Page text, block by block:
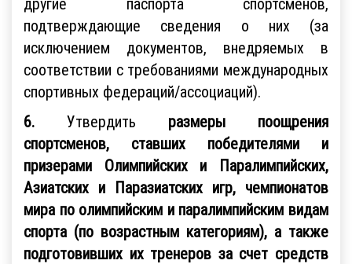
подтверждающие сведения о них (за
исключением документов, внедряемых в
соответствии с требованиями международных
спортивных федераций/ассоциаций).
6. Утвердить размеры поощрения
спортсменов, ставших победителями и
призерами Олимпийских и Паралимпийских,
Азиатских и Паразиатских игр, чемпионатов
мира по олимпийским и паралимпийским видам
спорта (по возрастным категориям), а также
подготовивших их тренеров за счет средств